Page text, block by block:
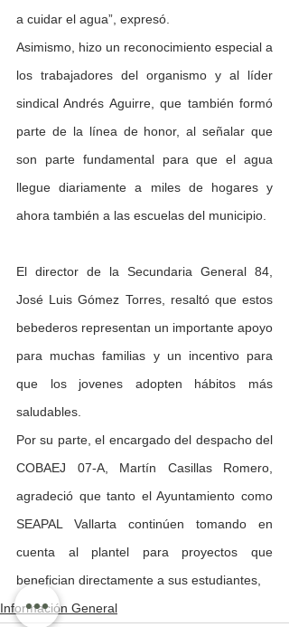
a cuidar el agua”, expresó.
Asimismo, hizo un reconocimiento especial a
los trabajadores del organismo y al líder
sindical Andrés Aguirre, que también formó
parte de la línea de honor, al señalar que
son parte fundamental para que el agua
llegue diariamente a miles de hogares y
ahora también a las escuelas del municipio.
El director de la Secundaria General 84,
José Luis Gómez Torres, resaltó que estos
bebederos representan un importante apoyo
para muchas familias y un incentivo para
que los jovenes adopten hábitos más
saludables.
Por su parte, el encargado del despacho del
COBAEJ 07-A, Martín Casillas Romero,
agradeció que tanto el Ayuntamiento como
SEAPAL Vallarta continúen tomando en
cuenta al plantel para proyectos que
benefician directamente a sus estudiantes,
Información General